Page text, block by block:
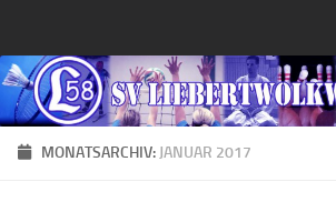
MONATSARCHIV: JANUAR 2017